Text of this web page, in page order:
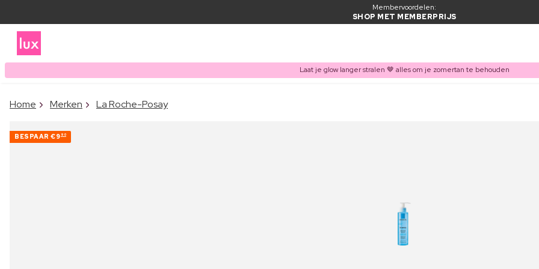
Membervoordelen:
SHOP MET MEMBERPRIJS
Laat je glow langer stralen 🤎 alles om je zomertan te behouden
Home Merken La Roche-Posay
BESPAAR €9 90